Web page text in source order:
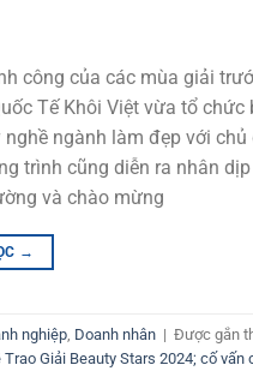
công của các mùa giải
Tế Khôi Việt vừa tổ chức
ngành làm đẹp với chủ
trình cũng diễn ra nhân
và chào mừng
→
nghiệp Doanh nhân | Được gắn
Giải Beauty Stars 2024; cố vấn